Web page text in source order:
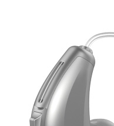
Hoorapparaatbatterijen
ReSound Vivia
Oticon IntentSignia Silk
Oticon Intent 1 - Oplaadbaar
De Oticon Intent is het